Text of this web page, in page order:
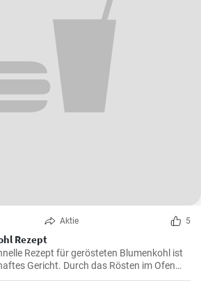
Aktie 5
Rezept
Rezept für gerösteten Blumenkohl ist
Gericht. Durch das Rösten im Ofen
wunderbar süßen und nussigen
ihn als Beilage oder als Hauptgericht.